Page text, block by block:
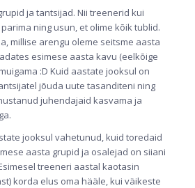
ja tantsijad. Nii treenerid kui
ning usun, et olime kõik tublid.
millise arengu oleme seitsme aasta
esimese aasta kavu (eelkõige
:D Kuid aastate jooksul on
jõuda uute tasanditeni ning
juhendajaid kasvama ja
jooksul vahetunud, kuid toredaid
aasta grupid ja osalejad on siiani
treeneri aastal kaotasin
korda elus oma hääle, kui väikeste